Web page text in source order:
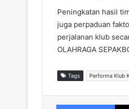
Peningkatan hasil
juga perpaduan
perjalanan klub
OLAHRAGA
Tags Performa Klub
Facebook